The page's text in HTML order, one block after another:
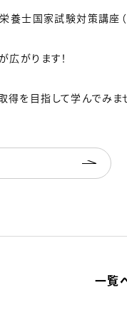
士国家試験対策講座（
広がります！
を目指して学んでみま
一覧